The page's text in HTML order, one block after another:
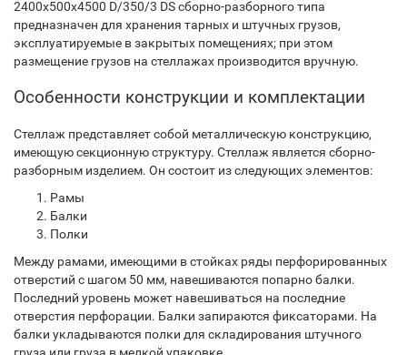
2400х500х4500 D/350/3 DS сборно-разборного типа
предназначен для хранения тарных и штучных грузов,
эксплуатируемые в закрытых помещениях; при этом
размещение грузов на стеллажах производится вручную.
Особенности конструкции и комплектации
Стеллаж представляет собой металлическую конструкцию,
имеющую секционную структуру. Стеллаж является сборно-
разборным изделием. Он состоит из следующих элементов:
Рамы
Балки
Полки
Между рамами, имеющими в стойках ряды перфорированных
отверстий с шагом 50 мм, навешиваются попарно балки.
Последний уровень может навешиваться на последние
отверстия перфорации. Балки запираются фиксаторами. На
балки укладываются полки для складирования штучного